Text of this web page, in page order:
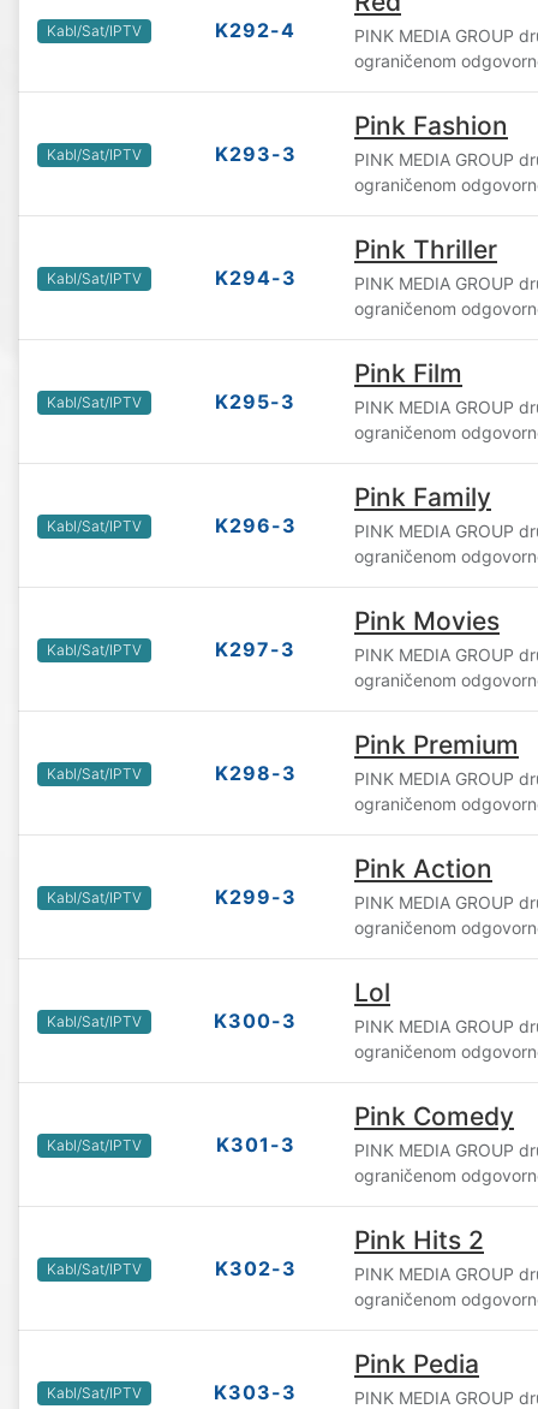
Kabl/Sat/IPTV K292-4
PINK MEDIA GROUP
ograničenom
Kabl/Sat/IPTV K293-3
Pink Fashion
PINK MEDIA GROUP
ograničenom
Kabl/Sat/IPTV K294-3
Pink Thriller
PINK MEDIA GROUP
ograničenom
Kabl/Sat/IPTV K295-3
Pink Film
PINK MEDIA GROUP
ograničenom
Kabl/Sat/IPTV K296-3
Pink Family
PINK MEDIA GROUP
ograničenom
Kabl/Sat/IPTV K297-3
Pink Movies
PINK MEDIA GROUP
ograničenom
Kabl/Sat/IPTV K298-3
Pink Premium
PINK MEDIA GROUP
ograničenom
Kabl/Sat/IPTV K299-3
Pink Action
PINK MEDIA GROUP
ograničenom
Kabl/Sat/IPTV K300-3
Lol
PINK MEDIA GROUP
ograničenom
Kabl/Sat/IPTV K301-3
Pink Comedy
PINK MEDIA GROUP
ograničenom
Kabl/Sat/IPTV K302-3
Pink Hits 2
PINK MEDIA GROUP
ograničenom
Kabl/Sat/IPTV K303-3
Pink Pedia
PINK MEDIA GROUP